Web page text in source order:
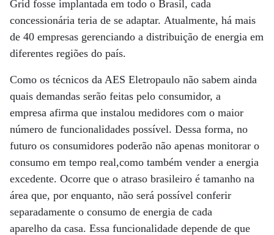
Grid fosse implantada em todo o Brasil, cada
concessionária teria de se adaptar. Atualmente, há mais
de 40 empresas gerenciando a distribuição de energia em
diferentes regiões do país.
Como os técnicos da AES Eletropaulo não sabem ainda
quais demandas serão feitas pelo consumidor, a
empresa afirma que instalou medidores com o maior
número de funcionalidades possível. Dessa forma, no
futuro os consumidores poderão não apenas monitorar o
consumo em tempo real,como também vender a energia
excedente. Ocorre que o atraso brasileiro é tamanho na
área que, por enquanto, não será possível conferir
separadamente o consumo de energia de cada
aparelho da casa. Essa funcionalidade depende de que